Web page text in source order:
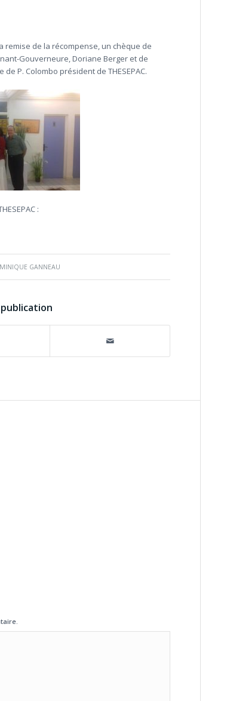
remise de la récompense, un chèque de
Gouverneure, Doriane Berger et de
P. Colombo président de THESEPAC.
:
GANNEAU